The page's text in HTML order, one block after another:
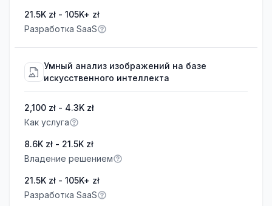
21.5K zł - 105K+ zł
Разработка SaaS
Умный анализ изображений на базе
искусственного интеллекта
2,100 zł - 4.3K zł
Как услуга
8.6K zł - 21.5K zł
Владение решением
21.5K zł - 105K+ zł
Разработка SaaS